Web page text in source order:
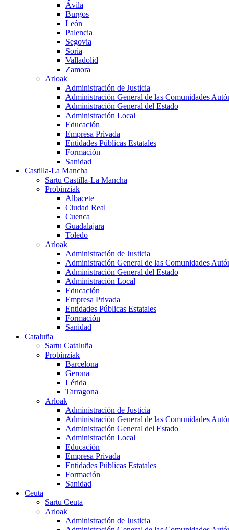
Ávila
Burgos
León
Palencia
Segovia
Soria
Valladolid
Zamora
Arloak
Administración de Justicia
Administración General de las Comunidades
Administración General del Estado
Administración Local
Educación
Empresa Privada
Entidades Públicas Estatales
Formación
Sanidad
Castilla-La Mancha
Sartu Castilla-La Mancha
Probinziak
Albacete
Ciudad Real
Cuenca
Guadalajara
Toledo
Arloak
Administración de Justicia
Administración General de las Comunidades
Administración General del Estado
Administración Local
Educación
Empresa Privada
Entidades Públicas Estatales
Formación
Sanidad
Cataluña
Sartu Cataluña
Probinziak
Barcelona
Gerona
Lérida
Tarragona
Arloak
Administración de Justicia
Administración General de las Comunidades
Administración General del Estado
Administración Local
Educación
Empresa Privada
Entidades Públicas Estatales
Formación
Sanidad
Ceuta
Sartu Ceuta
Arloak
Administración de Justicia